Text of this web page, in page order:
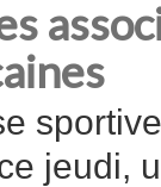
sportive
jeudi,